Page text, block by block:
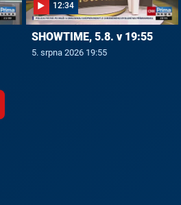
12:34
SHOWTIME, 5.8. v 19:55
5. srpna 2026 19:55